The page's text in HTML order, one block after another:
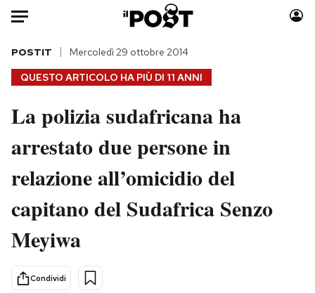
Auto
HOME
Italia
Politica
Tecnologia
Scienza
Cultura
Sport
Moda
Consumismi
Storie/Idee
Media
QUESTO ARTICOLO HA PIÙ DI 11 ANNI
POSTIT Mercoledì 29 ottobre 2014
La polizia sudafricana ha
arrestato due persone in
relazione all’omicidio del
capitano del Sudafrica Senzo
Meyiwa
Condividi